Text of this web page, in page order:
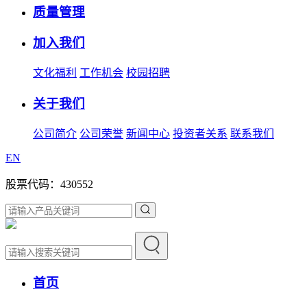
质量管理
加入我们
文化福利 工作机会 校园招聘
关于我们
公司简介 公司荣誉 新闻中心 投资者关系 联系我们
EN
股票代码：430552
首页